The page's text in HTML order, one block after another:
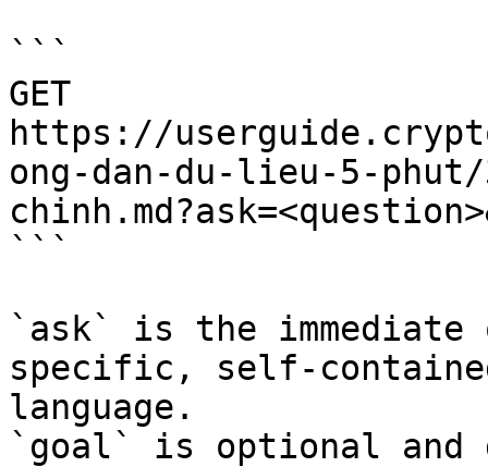
```
GET
https://
ong-dan-du-lieu-5-
```
`ask` is the
specific, self-
language.
`goal` is optional and